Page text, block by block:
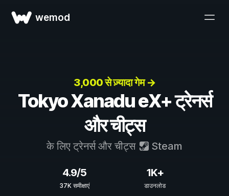
wemod
3,000 से ज़्यादा गेम →
Tokyo Xanadu eX+ ट्रेनर्स
और चीट्स
के लिए ट्रेनर्स और चीट्स Steam
4.9/5
37K समीक्षाएं
1K+
डाउनलोड